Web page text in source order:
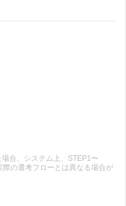
合、システム上、STEP1〜
の選考フローとは異なる場合が